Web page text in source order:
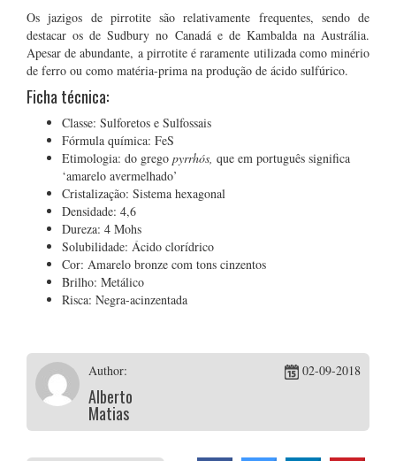
Os jazigos de pirrotite são relativamente frequentes, sendo de
destacar os de Sudbury no Canadá e de Kambalda na Austrália.
Apesar de abundante, a pirrotite é raramente utilizada como minério
de ferro ou como matéria-prima na produção de ácido sulfúrico.
Ficha técnica:
Classe: Sulforetos e Sulfossais
Fórmula química: FeS
Etimologia: do grego pyrrhós, que em português significa
‘amarelo avermelhado’
Cristalização: Sistema hexagonal
Densidade: 4,6
Dureza: 4 Mohs
Solubilidade: Ácido clorídrico
Cor: Amarelo bronze com tons cinzentos
Brilho: Metálico
Risca: Negra-acinzentada
Author:
Alberto
Matias
02-09-2018